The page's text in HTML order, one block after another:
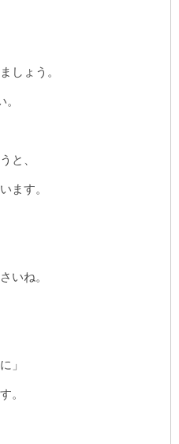
しょう。
と、
ます。
いね。
」
。